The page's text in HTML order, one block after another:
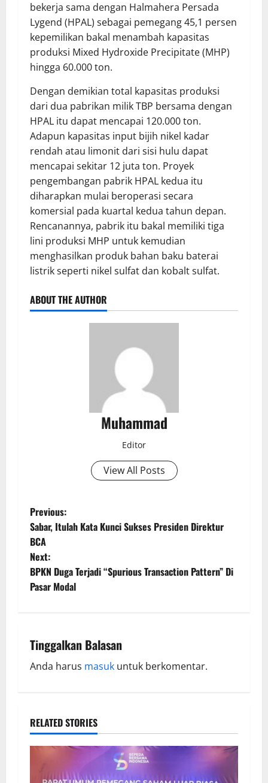
bekerja sama dengan Halmahera Persada
Lygend (HPAL) sebagai pemegang 45,1 persen
kepemilikan bakal menambah kapasitas
produksi Mixed Hydroxide Precipitate (MHP)
hingga 60.000 ton.
Dengan demikian total kapasitas produksi
dari dua pabrikan milik TBP bersama dengan
HPAL itu dapat mencapai 120.000 ton.
Adapun kapasitas input bijih nikel kadar
rendah atau limonit dari sisi hulu dapat
mencapai sekitar 12 juta ton. Proyek
pengembangan pabrik HPAL kedua itu
diharapkan mulai beroperasi secara
komersial pada kuartal kedua tahun depan.
Rencanannya, pabrik itu bakal memiliki tiga
lini produksi MHP untuk kemudian
menghasilkan produk bahan baku baterai
listrik seperti nikel sulfat dan kobalt sulfat.
ABOUT THE AUTHOR
Muhammad
Editor
View All Posts
Previous:
Sabar, Itulah Kata Kunci Sukses Presiden Direktur
BCA
Next:
BPKN Duga Terjadi “Spurious Transaction Pattern” Di
Pasar Modal
Tinggalkan Balasan
Anda harus masuk untuk berkomentar.
RELATED STORIES